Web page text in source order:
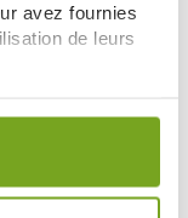
avez fournies
de leurs
pendant une
GALLET
EAU PARFUMEE